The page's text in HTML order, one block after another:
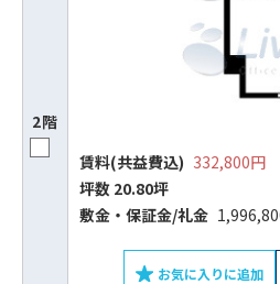
2階
賃料(共益費込) 332,800円
坪数 20.80坪
敷⾦‧保証⾦/礼⾦
お気に入りに追加